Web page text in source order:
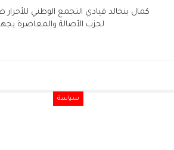
كمال بنخالد قيادي التجمع الوطني
لحزب الأصالة والمعاصرة
سياسة